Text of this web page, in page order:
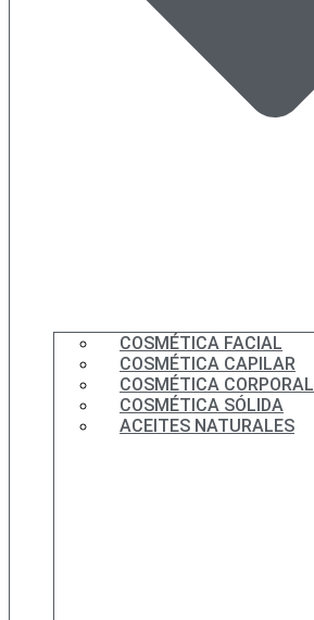
COSMÉTICA FACIAL
COSMÉTICA CAPILAR
COSMÉTICA CORPORAL
COSMÉTICA SÓLIDA
ACEITES NATURALES